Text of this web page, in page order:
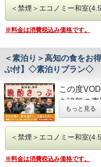
第30番札所
第33番札所
※満車の場合
◇その他サー
・コインラン
・VOD(ビデオ
・各種無料貸出
・レンタルサイ
◇アクセス◇
・JR高知駅…
・高知IC…車で
◇周辺観光◇
20分
・繁華街…徒
◇ご朝食◇
朝食時間 6:30
和食・洋食お
どちらもバラ
お米は高知の
◇お風呂◇
広々とした大
旅の疲れを癒
営業時間
・男女大浴場/
・男性用サウ
◇駐車場◇
・大型トラッ
人気観光
高知観光
高知市内の観
(利用日1日に
＜チケット特典
・MY遊バス乗
※幼児（未就
2人目以降は
★☆ひと目で
・JR高知駅か
・広々とした
＜禁煙＞エコノミー和室
※料金は消費税込み価格です。
＜素泊り＞高知の食をお
ぷ付】◇素泊りプラン◇
この度
を諸般の事
令和8年1月
だくこと
今までご
いました。
何卒ご理解
もっと見る
＜禁煙＞エコノミー和室
※料金は消費税込み価格です。